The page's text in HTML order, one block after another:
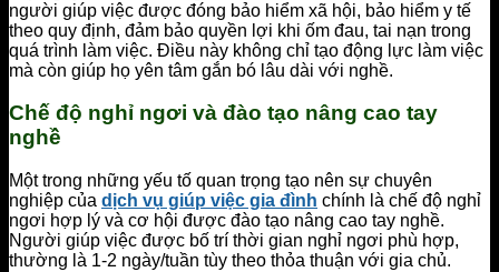
người giúp việc được đóng bảo hiểm xã hội, bảo hiểm y tế
theo quy định, đảm bảo quyền lợi khi ốm đau, tai nạn trong
quá trình làm việc. Điều này không chỉ tạo động lực làm việc
mà còn giúp họ yên tâm gắn bó lâu dài với nghề.
Chế độ nghỉ ngơi và đào tạo nâng cao tay
nghề
Một trong những yếu tố quan trọng tạo nên sự chuyên
nghiệp của dịch vụ giúp việc gia đình chính là chế độ nghỉ
ngơi hợp lý và cơ hội được đào tạo nâng cao tay nghề.
Người giúp việc được bố trí thời gian nghỉ ngơi phù hợp,
thường là 1-2 ngày/tuần tùy theo thỏa thuận với gia chủ.